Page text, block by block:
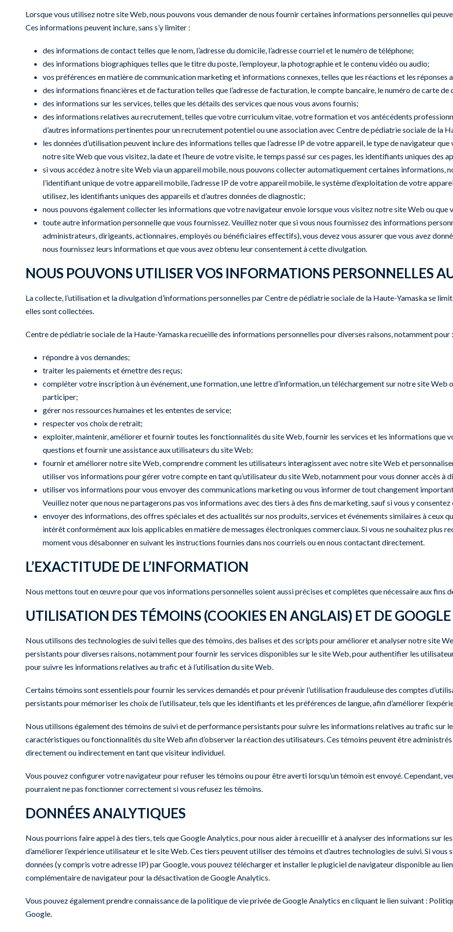
Lorsque vous utilisez notre site Web, nous pouvons vous demander de nous fournir certaines informations personnelles qui
Ces informations peuvent inclure, sans s’y limiter :
des informations de contact telles que le nom, l’adresse du domicile, l’adresse courriel et le numéro de téléphone;
des informations biographiques telles que le titre du poste, l’employeur, la photographie et le contenu vidéo ou audio;
vos préférences en matière de communication marketing et informations connexes, telles que les réactions et les réponses
des informations financières et de facturation telles que l’adresse de facturation, le compte bancaire, le numéro de carte
des informations sur les services, telles que les détails des services que nous vous avons fournis;
des informations relatives au recrutement, telles que votre curriculum vitae, votre formation et vos antécédents
d’autres informations pertinentes pour un recrutement potentiel ou une association avec Centre de pédiatrie sociale de la
les données d’utilisation peuvent inclure des informations telles que l’adresse IP de votre appareil, le type de navigateur
notre site Web que vous visitez, la date et l’heure de votre visite, le temps passé sur ces pages, les identifiants uniques des
si vous accédez à notre site Web via un appareil mobile, nous pouvons collecter automatiquement certaines informations,
l’identifiant unique de votre appareil mobile, l’adresse IP de votre appareil mobile, le système d’exploitation de votre
utilisez, les identifiants uniques des appareils et d’autres données de diagnostic;
nous pouvons également collecter les informations que votre navigateur envoie lorsque vous visitez notre site Web ou que
toute autre information personnelle que vous fournissez. Veuillez noter que si vous nous fournissez des informations
administrateurs, dirigeants, actionnaires, employés ou bénéficiaires effectifs), vous devez vous assurer que vous avez
nous fournissez leurs informations et que vous avez obtenu leur consentement à cette divulgation.
NOUS POUVONS UTILISER VOS INFORMATIONS PERSONNELLES
La collecte, l’utilisation et la divulgation d’informations personnelles par Centre de pédiatrie sociale de la Haute-Yamaska se
elles sont collectées.
Centre de pédiatrie sociale de la Haute-Yamaska recueille des informations personnelles pour diverses raisons, notamment pour :
répondre à vos demandes;
traiter les paiements et émettre des reçus;
compléter votre inscription à un événement, une formation, une lettre d’information, un téléchargement sur notre site Web
participer;
gérer nos ressources humaines et les ententes de service;
respecter vos choix de retrait;
exploiter, maintenir, améliorer et fournir toutes les fonctionnalités du site Web, fournir les services et les informations que
questions et fournir une assistance aux utilisateurs du site Web;
fournir et améliorer notre site Web, comprendre comment les utilisateurs interagissent avec notre site Web et
utiliser vos informations pour gérer votre compte en tant qu’utilisateur du site Web, notamment pour vous donner accès à
utiliser vos informations pour vous envoyer des communications marketing ou vous informer de tout changement
Veuillez noter que nous ne partagerons pas vos informations avec des tiers à des fins de marketing, sauf si vous y consentez
envoyer des informations, des offres spéciales et des actualités sur nos produits, services et événements similaires à ceux
intérêt conformément aux lois applicables en matière de messages électroniques commerciaux. Si vous ne souhaitez plus
moment vous désabonner en suivant les instructions fournies dans nos courriels ou en nous contactant directement.
L’EXACTITUDE DE L’INFORMATION
Nous mettons tout en œuvre pour que vos informations personnelles soient aussi précises et complètes que nécessaire aux fins
UTILISATION DES TÉMOINS (COOKIES EN ANGLAIS) ET DE
Nous utilisons des technologies de suivi telles que des témoins, des balises et des scripts pour améliorer et analyser notre site
persistants pour diverses raisons, notamment pour fournir les services disponibles sur le site Web, pour authentifier les
pour suivre les informations relatives au trafic et à l’utilisation du site Web.
Certains témoins sont essentiels pour fournir les services demandés et pour prévenir l’utilisation frauduleuse des comptes
persistants pour mémoriser les choix de l’utilisateur, tels que les identifiants et les préférences de langue, afin d’améliorer
Nous utilisons également des témoins de suivi et de performance persistants pour suivre les informations relatives au trafic sur
caractéristiques ou fonctionnalités du site Web afin d’observer la réaction des utilisateurs. Ces témoins peuvent être
directement ou indirectement en tant que visiteur individuel.
Vous pouvez configurer votre navigateur pour refuser les témoins ou pour être averti lorsqu’un témoin est envoyé. Cependant,
pourraient ne pas fonctionner correctement si vous refusez les témoins.
DONNÉES ANALYTIQUES
Nous pourrions faire appel à des tiers, tels que Google Analytics, pour nous aider à recueillir et à analyser des informations sur
d’améliorer l’expérience utilisateur et le site Web. Ces tiers peuvent utiliser des témoins et d’autres technologies de suivi. Si
données (y compris votre adresse IP) par Google, vous pouvez télécharger et installer le plugiciel de navigateur disponible au
complémentaire de navigateur pour la désactivation de Google Analytics.
Vous pouvez également prendre connaissance de la politique de vie privée de Google Analytics en cliquant le lien suivant :
Google.